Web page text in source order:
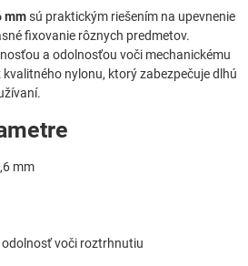
mmsú praktickým riešením na upevnenie
fixovanie rôznych predmetov.
a odolnosťou voči mechanickému
nylonu, ktorý zabezpečuje dlhú
mm
voči roztrhnutiu